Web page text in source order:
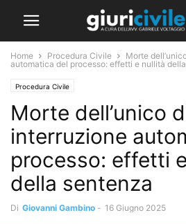
Home Procedura Civile
Morte
automatica del processo: effetti e nullità
Procedura Civile
Morte dell’unico
interruzione
processo: effetti
della sentenza
Di Giovanni Gambino - 16 Giugno 2025